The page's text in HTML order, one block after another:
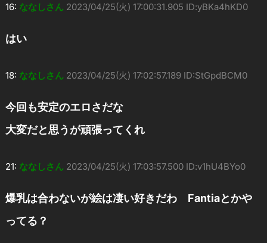
16: ななしさん 2023/04/25(火) 17:00:31.905 ID:yBKa4hKD0
はい
18: ななしさん 2023/04/25(火) 17:02:57.189 ID:StGpdBCM0
今回も安定のエロさだな
大変だと思うが頑張ってくれ
21: ななしさん 2023/04/25(火) 17:03:57.500 ID:v1hU4BYo0
爆乳は合わないが絵は凄い好きだわ Fantiaとかや
ってる？